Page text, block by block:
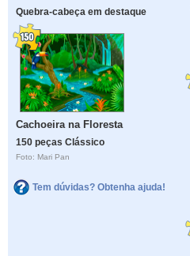
Quebra-cabeça em destaque
Cachoeira na Floresta
150 peças Clássico
Foto: Mari Pan
Tem dúvidas? Obtenha ajuda!